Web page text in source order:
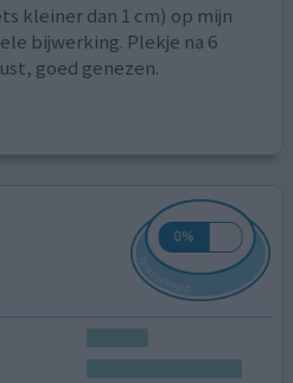
kleiner dan 1 cm) op mijn
bijwerking. Plekje na 6
goed genezen.